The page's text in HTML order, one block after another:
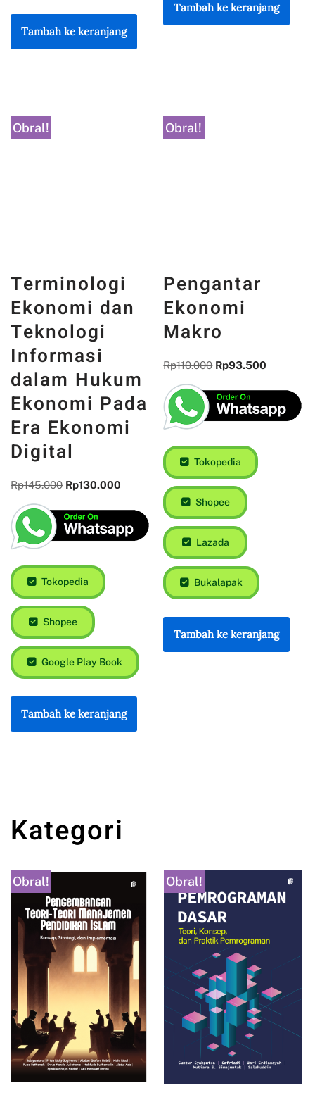
Tambah ke keranjang
Tambah ke keranjang
Obral!
Terminologi
Ekonomi dan
Teknologi
Informasi
dalam Hukum
Ekonomi Pada
Era Ekonomi
Digital
Rp145.000 Rp130.000
Tokopedia
Shopee
Google Play Book
Tambah ke keranjang
Obral!
Pengantar
Ekonomi
Makro
Rp110.000 Rp93.500
Tokopedia
Shopee
Lazada
Bukalapak
Tambah ke keranjang
Kategori
Obral! Obral!